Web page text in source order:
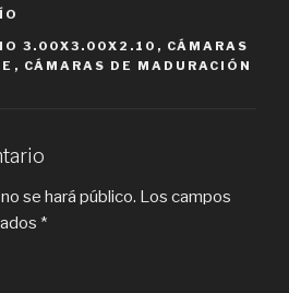
3.00X3.00X2.10 , CÁMARAS
, CÁMARAS DE MADURACIÓN
se hará público. Los campos
*